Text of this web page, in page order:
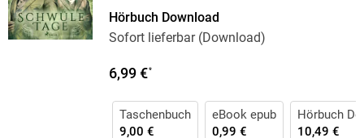
Hörbuch Download
Sofort lieferbar (Download)
6,99 €*
Taschenbuch
9,00 €
eBook epub
0,99 €
Hörbuch
10,49 €